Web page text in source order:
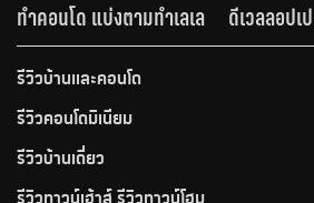
ทำคอนโด แบ่งตามทำเลเล
ดีเวลลอปเ
รีวิวบ้านและคอนโด
รีวิวคอนโดมิเนียม
รีวิวบ้านเดี่ยว